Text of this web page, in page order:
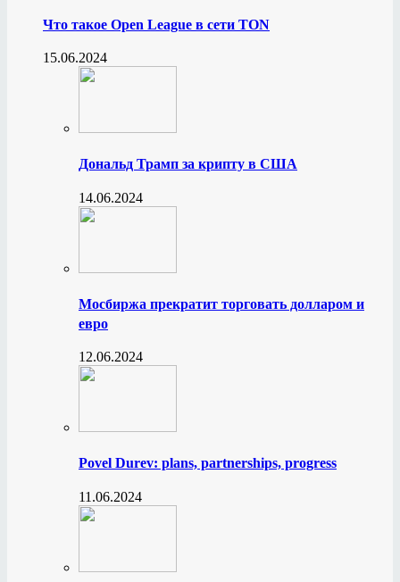
Что такое Open League в сети TON
15.06.2024
Дональд Трамп за крипту в США
14.06.2024
Мосбиржа прекратит торговать долларом и
евро
12.06.2024
Povel Durev: plans, partnerships, progress
11.06.2024